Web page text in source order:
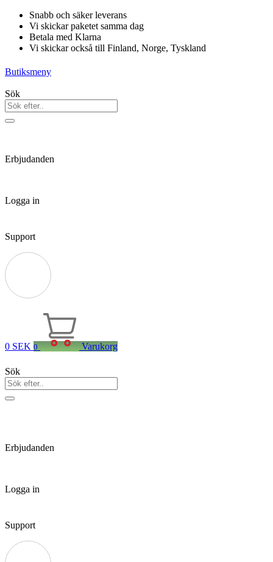
Hoppa
innehåll
Snabb och säker leverans
Vi skickar paketet samma dag
Betala med Klarna
Vi skickar också till Finland, Norge, Tyskland
Butiksmeny
Sök
Erbjudanden
Logga in
Support
0 SEK 0 Varukorg
Sök
Erbjudanden
Logga in
Support